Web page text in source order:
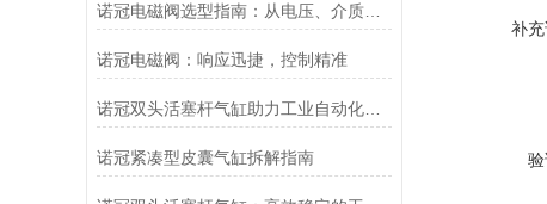
诺冠电磁阀选型指南：从电压、介质到防爆等级的精准匹配
诺冠电磁阀：响应迅捷，控制精准
诺冠双头活塞杆气缸助力工业自动化迈向新高度
诺冠紧凑型皮囊气缸拆解指南
补充
验